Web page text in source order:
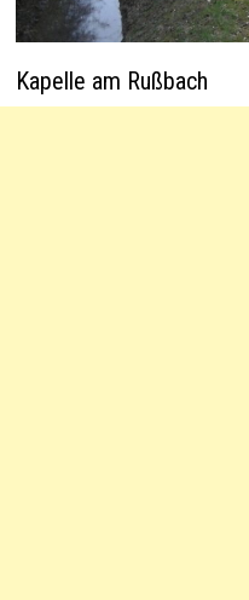
Kapelle am Rußbach